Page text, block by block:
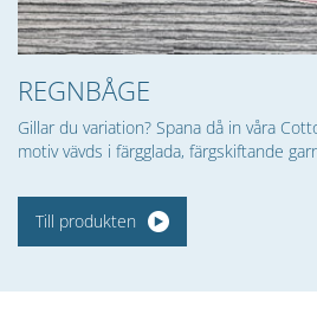
REGNBÅGE
Gillar du variation? Spana då in våra
motiv vävds i färgglada, färgskiftande
Till produkten